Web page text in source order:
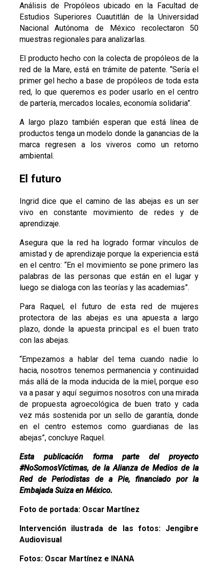
Análisis de Propóleos ubicado en la Facultad de
Estudios Superiores Cuautitlán de la Universidad
Nacional Autónoma de México recolectaron 50
muestras regionales para analizarlas.
El producto hecho con la colecta de propóleos de la
red de la Mare, está en trámite de patente. “Sería el
primer gel hecho a base de propóleos de toda esta
red, lo que queremos es poder usarlo en el centro
de partería, mercados locales, economía solidaria”.
A largo plazo también esperan que está línea de
productos tenga un modelo donde la ganancias de la
marca regresen a los viveros como un retorno
ambiental.
El futuro
Ingrid dice que el camino de las abejas es un ser
vivo en constante movimiento de redes y de
aprendizaje.
Asegura que la red ha logrado formar vínculos de
amistad y de aprendizaje porque la experiencia está
en el centro: “En el movimiento se pone primero las
palabras de las personas que están en el lugar y
luego se dialoga con las teorías y las academias”.
Para Raquel, el futuro de esta red de mujeres
protectora de las abejas es una apuesta a largo
plazo, donde la apuesta principal es el buen trato
con las abejas.
“Empezamos a hablar del tema cuando nadie lo
hacia, nosotros tenemos permanencia y continuidad
más allá de la moda inducida de la miel, porque eso
va a pasar y aquí seguimos nosotros con una mirada
de propuesta agroecológica de buen trato y cada
vez más sostenida por un sello de garantía, donde
en el centro estemos como guardianas de las
abejas”, concluye Raquel.
Esta publicación forma parte del proyecto
#NoSomosVíctimas, de la Alianza de Medios de la
Red de Periodistas de a Pie, financiado por la
Embajada Suiza en México.
Foto de portada: Oscar Martínez
Intervención ilustrada de las fotos: Jengibre
Audiovisual
Fotos: Oscar Martínez e INANA